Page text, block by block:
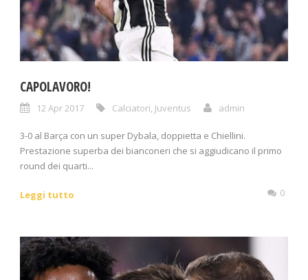
CAPOLAVORO!
12 Apr 2017 Calciatori, Juventus admin
3-0 al Barça con un super Dybala, doppietta e Chiellini.
Prestazione superba dei bianconeri che si aggiudicano il primo
round dei quarti...
Leggi tutto 0